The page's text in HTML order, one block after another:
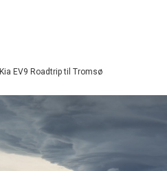
Kia EV9 Roadtrip til Tromsø